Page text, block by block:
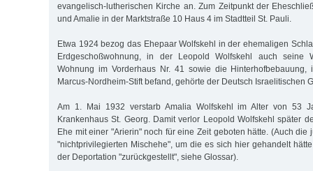
evangelisch-lutherischen Kirche an. Zum Zeitpunkt der
und Amalie in der Marktstraße 10 Haus 4 im Stadtteil St. Pauli.
Etwa 1924 bezog das Ehepaar Wolfskehl in der ehemaligen
Erdgeschoßwohnung, in der Leopold Wolfskehl auch seine
Wohnung im Vorderhaus Nr. 41 sowie die
Marcus-Nordheim-Stift befand, gehörte der Deutsch Israelitischen
Am 1. Mai 1932 verstarb Amalia Wolfskehl im Alter von 53
Krankenhaus St. Georg. Damit verlor Leopold Wolfskehl später
Ehe mit einer "Arierin" noch für eine Zeit geboten hätte. (Auch die
"nichtprivilegierten Mischehe", um die es sich hier gehandelt
der Deportation "zurückgestellt", siehe Glossar).